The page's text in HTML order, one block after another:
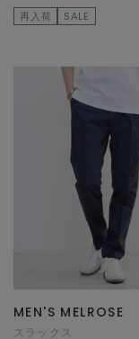
再入荷 SALE
MEN'S MELROSE
スラックス